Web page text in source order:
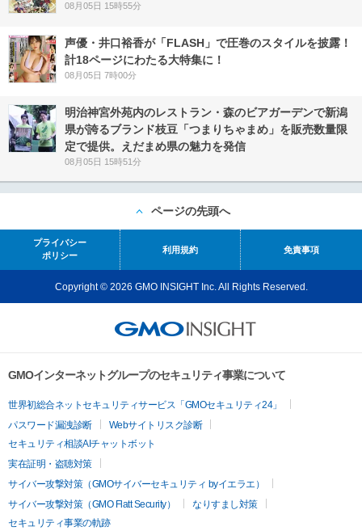
08月05日 15時55分
声優・井口裕香が「FLASH」で圧巻のスタイルを披露！
計18ページにわたる大特集に！
08月05日 7時00分
明治神宮外苑内のレストラン・森のビアガーデンで新潟
県が誇るブランド枝豆「つまりちゃまめ」を販売数量限
定で提供。えだまめ県の魅力を発信
08月05日 15時51分
ページの先頭へ
プライバシー
ポリシー
利用規約 免責事項
Copyright © 2026 GMO INSIGHT Inc. All Rights Reserved.
GMOインターネットグループのセキュリティ事業について
世界初総合ネットセキュリティサービス「GMOセキュリティ24」
パスワード漏洩診断
Webサイトリスク診断
セキュリティ相談AIチャットボット
実在証明・盗聴対策
サイバー攻撃対策（GMOサイバーセキュリティ byイエラエ）
サイバー攻撃対策（GMO Flatt Security）
なりすまし対策
セキュリティ事業の軌跡